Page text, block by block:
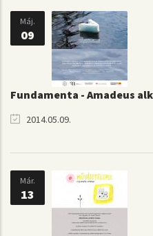
Máj.
09
Fundamenta - Amadeus
2014.05.09.
Már.
13